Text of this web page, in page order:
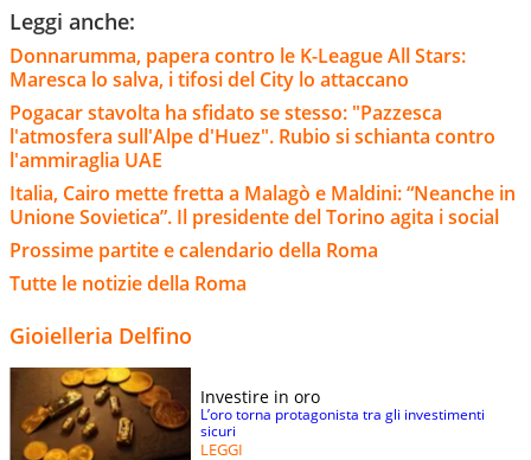
Leggi anche:
Donnarumma, papera contro le K-League All Stars:
Maresca lo salva, i tifosi del City lo attaccano
Pogacar stavolta ha sfidato se stesso: "Pazzesca
l'atmosfera sull'Alpe d'Huez". Rubio si schianta contro
l'ammiraglia UAE
Italia, Cairo mette fretta a Malagò e Maldini: “Neanche in
Unione Sovietica”. Il presidente del Torino agita i social
Prossime partite e calendario della Roma
Tutte le notizie della Roma
Gioielleria Delfino
Investire in oro
L’oro torna protagonista tra gli investimenti
sicuri
LEGGI